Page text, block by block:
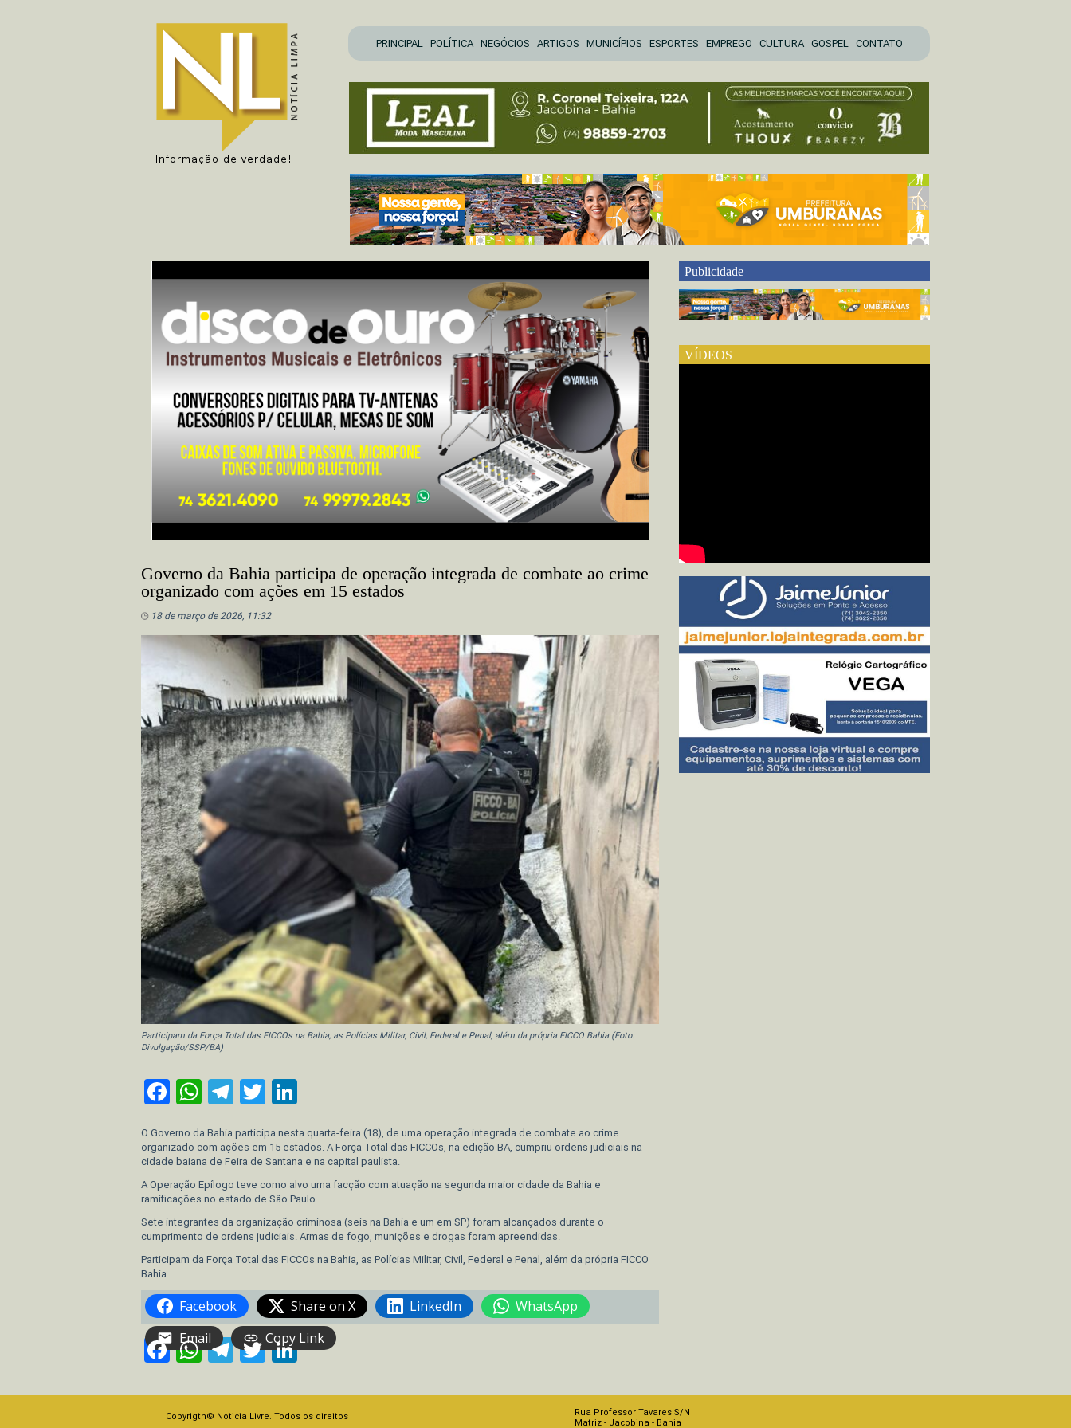
para
o
PRINCIPAL POLÍTICA NEGÓCIOS ARTIGOS MUNICÍPIOS ESPORTES EMPREGO CULTURA GOSPEL CONTATO
Governo da Bahia participa de operação integrada de combate ao crime
organizado com ações em 15 estados
18 de março de 2026, 11:32
Participam da Força Total das FICCOs na Bahia, as Polícias Militar, Civil, Federal e Penal, além da própria FICCO Bahia (Foto:
Divulgação/SSP/BA)
Facebook
WhatsApp
Telegram
Twitter
O Governo da Bahia participa nesta quarta-feira (18), de uma operação integrada de combate ao crime
organizado com ações em 15 estados. A Força Total das FICCOs, na edição BA, cumpriu ordens judiciais na
cidade baiana de Feira de Santana e na capital paulista.
A Operação Epílogo teve como alvo uma facção com atuação na segunda maior cidade da Bahia e
ramificações no estado de São Paulo.
Sete integrantes da organização criminosa (seis na Bahia e um em SP) foram alcançados durante o
cumprimento de ordens judiciais. Armas de fogo, munições e drogas foram apreendidas.
Participam da Força Total das FICCOs na Bahia, as Polícias Militar, Civil, Federal e Penal, além da própria FICCO
Bahia.
Facebook Share on X LinkedIn
WhatsApp
Email
Copy Link
Facebook
WhatsApp
Telegram
Twitter
LinkedIn
Publicidade
VÍDEOS
Copyrigth© Noticia Livre. Todos os direitos
Rua Professor Tavares S/N
Matriz - Jacobina - Bahia